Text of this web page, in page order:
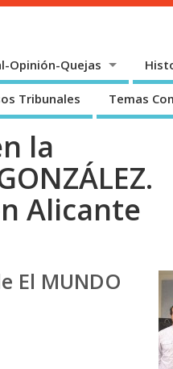
Opinión-Quejas
Tribunales Temas
la
Alicante
El MUNDO